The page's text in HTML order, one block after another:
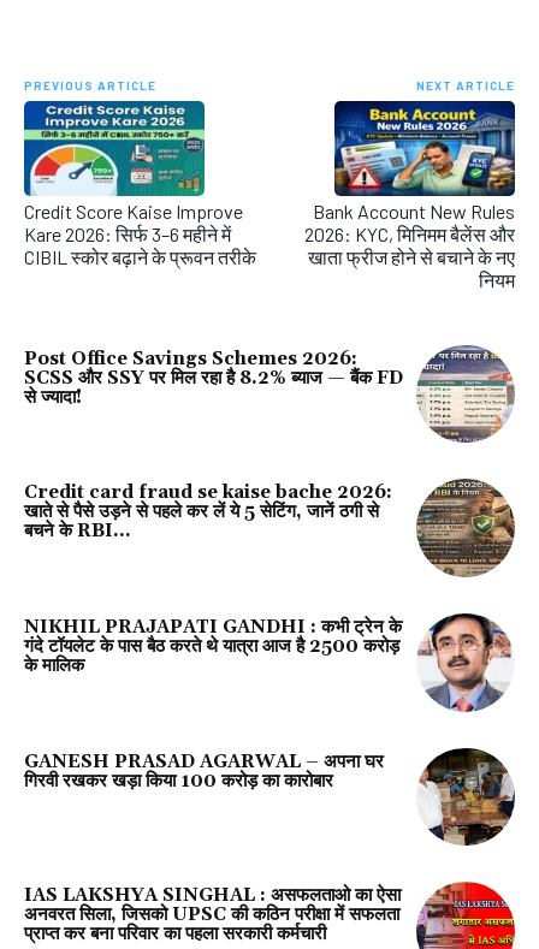
PREVIOUS ARTICLE
Credit Score Kaise Improve
Kare 2026: सिर्फ 3–6 महीने में
CIBIL स्कोर बढ़ाने के प्रूवन तरीके
NEXT ARTICLE
Bank Account New Rules
2026: KYC, मिनिमम बैलेंस और
खाता फ्रीज होने से बचाने के नए
नियम
Post Office Savings Schemes 2026:
SCSS और SSY पर मिल रहा है 8.2% ब्याज — बैंक FD
से ज्यादा!
Credit card fraud se kaise bache 2026:
खाते से पैसे उड़ने से पहले कर लें ये 5 सेटिंग, जानें ठगी से
बचने के RBI...
NIKHIL PRAJAPATI GANDHI : कभी ट्रेन के
गंदे टॉयलेट के पास बैठ करते थे यात्रा आज है 2500 करोड़
के मालिक
GANESH PRASAD AGARWAL – अपना घर
गिरवी रखकर खड़ा किया 100 करोड़ का कारोबार
IAS LAKSHYA SINGHAL : असफलताओ का ऐसा
अनवरत सिला, जिसको UPSC की कठिन परीक्षा में सफलता
प्राप्त कर बना परिवार का पहला सरकारी कर्मचारी